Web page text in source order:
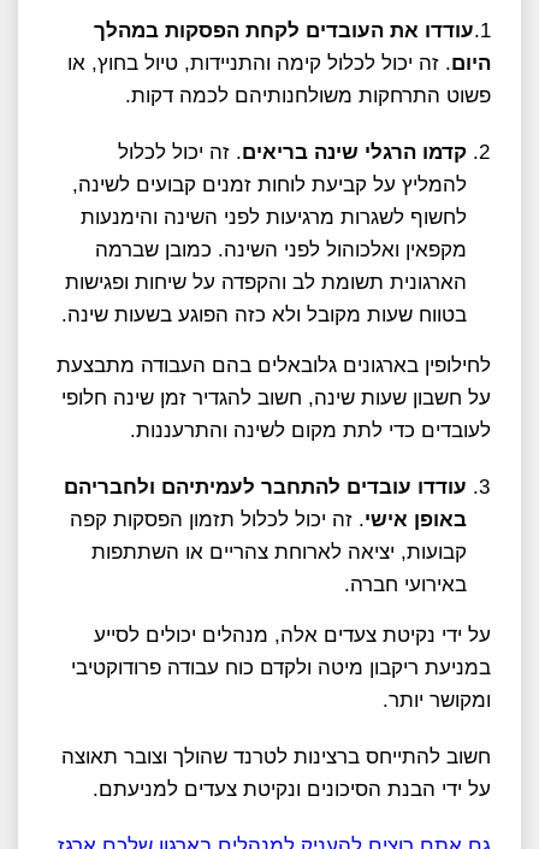
1. עודדו את העובדים לקחת הפסקות במהלך
היום. זה יכול לכלול קימה והתניידות, טיול בחוץ, או
פשוט התרחקות משולחנותיהם לכמה דקות.
קדמו הרגלי שינה בריאים. זה יכול לכלול
להמליץ על קביעת לוחות זמנים קבועים לשינה,
לחשוף לשגרות מרגיעות לפני השינה והימנעות
מקפאין ואלכוהול לפני השינה. כמובן שברמה
הארגונית תשומת לב והקפדה על שיחות ופגישות
בטווח שעות מקובל ולא כזה הפוגע בשעות שינה.
לחילופין בארגונים גלובאלים בהם העבודה מתבצעת
על חשבון שעות שינה, חשוב להגדיר זמן שינה חלופי
לעובדים כדי לתת מקום לשינה והתרעננות.
עודדו עובדים להתחבר לעמיתיהם ולחבריהם
באופן אישי. זה יכול לכלול תזמון הפסקות קפה
קבועות, יציאה לארוחת צהריים או השתתפות
באירועי חברה.
על ידי נקיטת צעדים אלה, מנהלים יכולים לסייע
במניעת ריקבון מיטה ולקדם כוח עבודה פרודוקטיבי
ומקושר יותר.
חשוב להתייחס ברצינות לטרנד שהולך וצובר תאוצה
על ידי הבנת הסיכונים ונקיטת צעדים למניעתם.